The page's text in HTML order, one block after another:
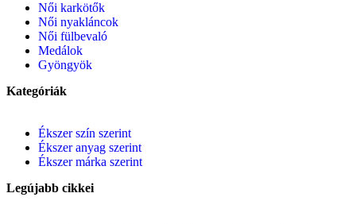
Női karkötők
Női nyakláncok
Női fülbevaló
Medálok
Gyöngyök
Kategóriák
Ékszer szín szerint
Ékszer anyag szerint
Ékszer márka szerint
Legújabb cikkei